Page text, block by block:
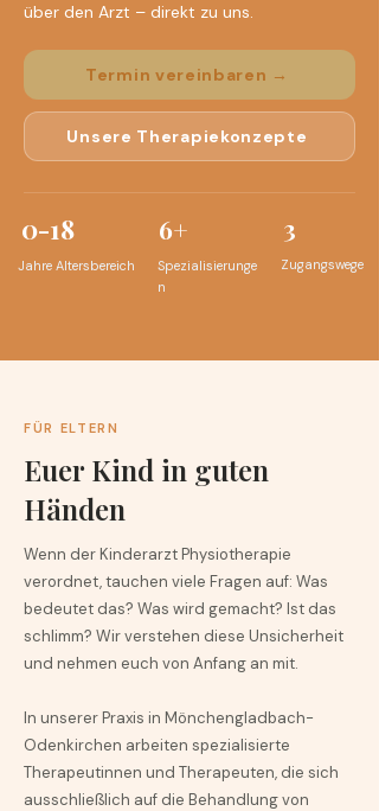
über den Arzt – direkt zu uns.
Termin vereinbaren →
Unsere Therapiekonzepte
0-18
Jahre Altersbereich
6+
Spezialisierunge
n
3
Zugangswege
FÜR ELTERN
Euer Kind in guten
Händen
Wenn der Kinderarzt Physiotherapie
verordnet, tauchen viele Fragen auf: Was
bedeutet das? Was wird gemacht? Ist das
schlimm? Wir verstehen diese Unsicherheit
und nehmen euch von Anfang an mit.
In unserer Praxis in Mönchengladbach-
Odenkirchen arbeiten spezialisierte
Therapeutinnen und Therapeuten, die sich
ausschließlich auf die Behandlung von